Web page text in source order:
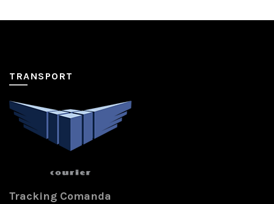
TRANSPORT
Tracking Comanda